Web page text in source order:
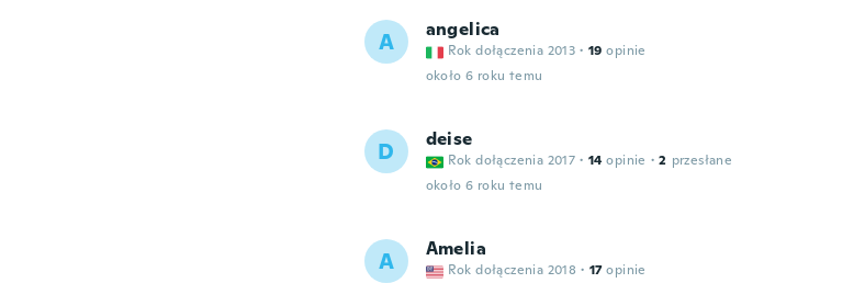
A angelica
Rok dołączenia 2013 · 19 opinie
około 6 roku temu
D deise
Rok dołączenia 2017 · 14 opinie · 2 przesłane
około 6 roku temu
A Amelia
Rok dołączenia 2018 · 17 opinie